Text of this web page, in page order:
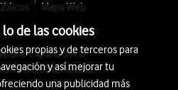
Mapa Web
España S.A.U.
115, 28042 Madrid
lo de las cookies
propias y de terceros para
y así mejorar tu
una publicidad más